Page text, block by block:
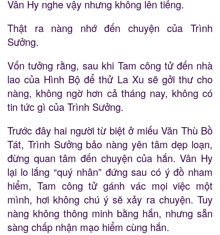
Vân Hy nghe vậy nhưng không lên tiếng.
Thật ra nàng nhớ đến chuyện của Trình
Sưởng.
Vốn tưởng rằng, sau khi Tam công tử đến nhà
lao của Hình Bộ để thử La Xu sẽ gởi thư cho
nàng, không ngờ hơn cả tháng nay, không có
tin tức gì của Trình Sưởng.
Trước đây hai người từ biệt ở miếu Văn Thù Bồ
Tát, Trình Sưởng bảo nàng yên tâm dẹp loạn,
đừng quan tâm đến chuyện của hắn. Vân Hy
lại lo lắng “quý nhân” đứng sau có ý đồ nham
hiểm, Tam công tử gánh vác mọi việc một
mình, hơi không chú ý sẽ xảy ra chuyện. Tuy
nàng không thông minh bằng hắn, nhưng sẵn
sàng chấp nhận mạo hiểm cùng hắn.